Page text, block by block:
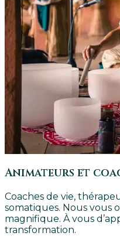
Animateurs et
Coaches de vie,
somatiques. Nous vous
magnifique. À vous
transformation.